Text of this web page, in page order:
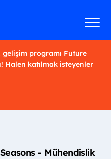
gelişim programı Future
Halen katılmak isteyenler
- Mühendislik